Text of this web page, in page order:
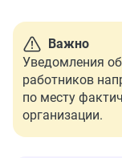
Важно
Уведомления
работников
по месту
организации.